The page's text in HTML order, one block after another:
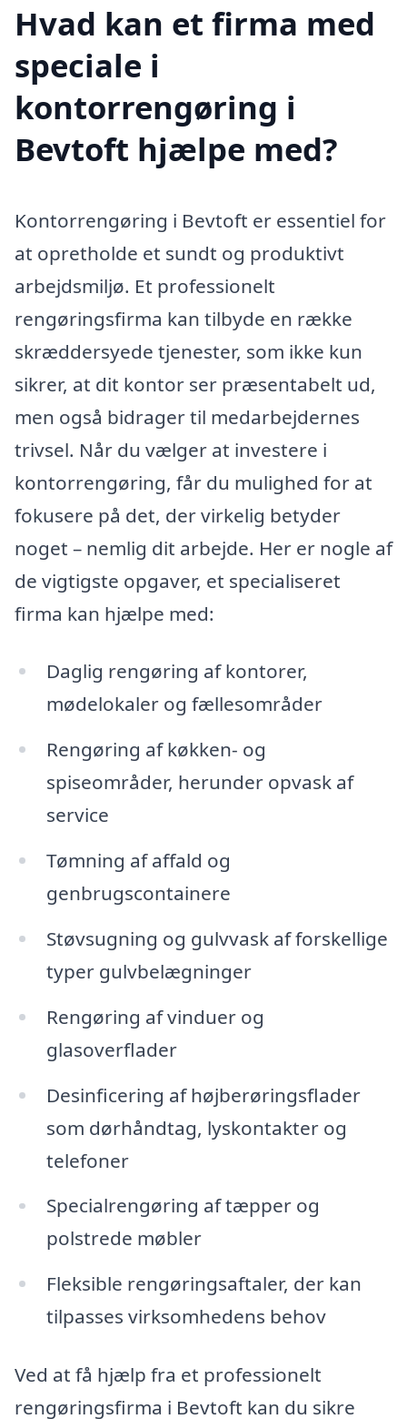
Hvad kan et firma med
speciale i
kontorrengøring i
Bevtoft hjælpe med?
Kontorrengøring i Bevtoft er essentiel for
at opretholde et sundt og produktivt
arbejdsmiljø. Et professionelt
rengøringsfirma kan tilbyde en række
skræddersyede tjenester, som ikke kun
sikrer, at dit kontor ser præsentabelt ud,
men også bidrager til medarbejdernes
trivsel. Når du vælger at investere i
kontorrengøring, får du mulighed for at
fokusere på det, der virkelig betyder
noget – nemlig dit arbejde. Her er nogle af
de vigtigste opgaver, et specialiseret
firma kan hjælpe med:
Daglig rengøring af kontorer,
mødelokaler og fællesområder
Rengøring af køkken- og
spiseområder, herunder opvask af
service
Tømning af affald og
genbrugscontainere
Støvsugning og gulvvask af forskellige
typer gulvbelægninger
Rengøring af vinduer og
glasoverflader
Desinficering af højberøringsflader
som dørhåndtag, lyskontakter og
telefoner
Specialrengøring af tæpper og
polstrede møbler
Fleksible rengøringsaftaler, der kan
tilpasses virksomhedens behov
Ved at få hjælp fra et professionelt
rengøringsfirma i Bevtoft kan du sikre